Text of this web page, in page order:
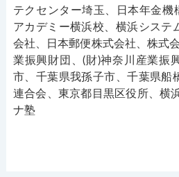
テクセンター埼玉、日本年金機
アカデミー横浜校、横浜システ
会社、日本郵便株式会社、株式
業振興財団、(財)神奈川産業振
市、千葉県我孫子市、千葉県船
連合会、東京都目黒区役所、横
ナ塾